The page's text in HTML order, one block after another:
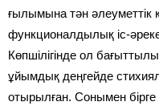
ғылымына тән
функционалдылық іс-
Көпшілігінде ол
ұйымдық деңгейде
отырылған. Сонымен